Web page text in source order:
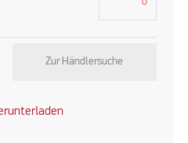
Zur Händlersuche